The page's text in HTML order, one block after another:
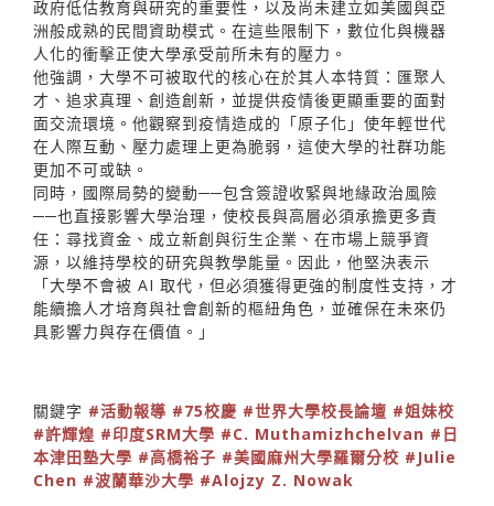
政府低估教育與研究的重要性，以及尚未建立如美國與亞
洲般成熟的民間資助模式。在這些限制下，數位化與機器
人化的衝擊正使大學承受前所未有的壓力。
他強調，大學不可被取代的核心在於其人本特質：匯聚人
才、追求真理、創造創新，並提供疫情後更顯重要的面對
面交流環境。他觀察到疫情造成的「原子化」使年輕世代
在人際互動、壓力處理上更為脆弱，這使大學的社群功能
更加不可或缺。
同時，國際局勢的變動──包含簽證收緊與地緣政治風險
──也直接影響大學治理，使校長與高層必須承擔更多責
任：尋找資金、成立新創與衍生企業、在市場上競爭資
源，以維持學校的研究與教學能量。因此，他堅決表示
「大學不會被 AI 取代，但必須獲得更強的制度性支持，才
能續擔人才培育與社會創新的樞紐角色，並確保在未來仍
具影響力與存在價值。」
關鍵字 #活動報導 #75校慶 #世界大學校長論壇 #姐妹校
#許輝煌 #印度SRM大學 #C. Muthamizhchelvan #日
本津田塾大學 #高橋裕子 #美國麻州大學羅爾分校 #Julie
Chen #波蘭華沙大學 #Alojzy Z. Nowak